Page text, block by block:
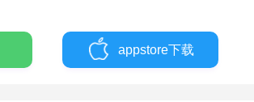
appstore下载